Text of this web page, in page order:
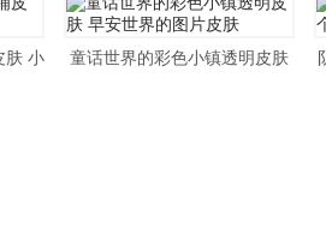
肤 小
童话世界的彩色小镇透明皮肤